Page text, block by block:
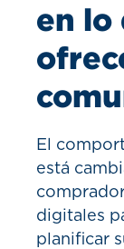
en lo
El
está
digitales
planificar